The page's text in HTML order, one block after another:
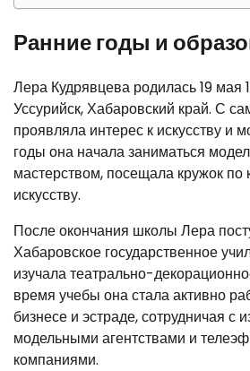
Ранние годы и
Лера Кудрявцева родилась 19 мая
Уссурийск, Хабаровский край. С
проявляла интерес к искусству и
годы она начала заниматься
мастерством, посещала кружок
искусству.
После окончания школы Лера
Хабаровское государственное
изучала театрально-
время учебы она стала активно
бизнесе и эстраде, сотрудничая с
модельными агентствами и
компаниями.